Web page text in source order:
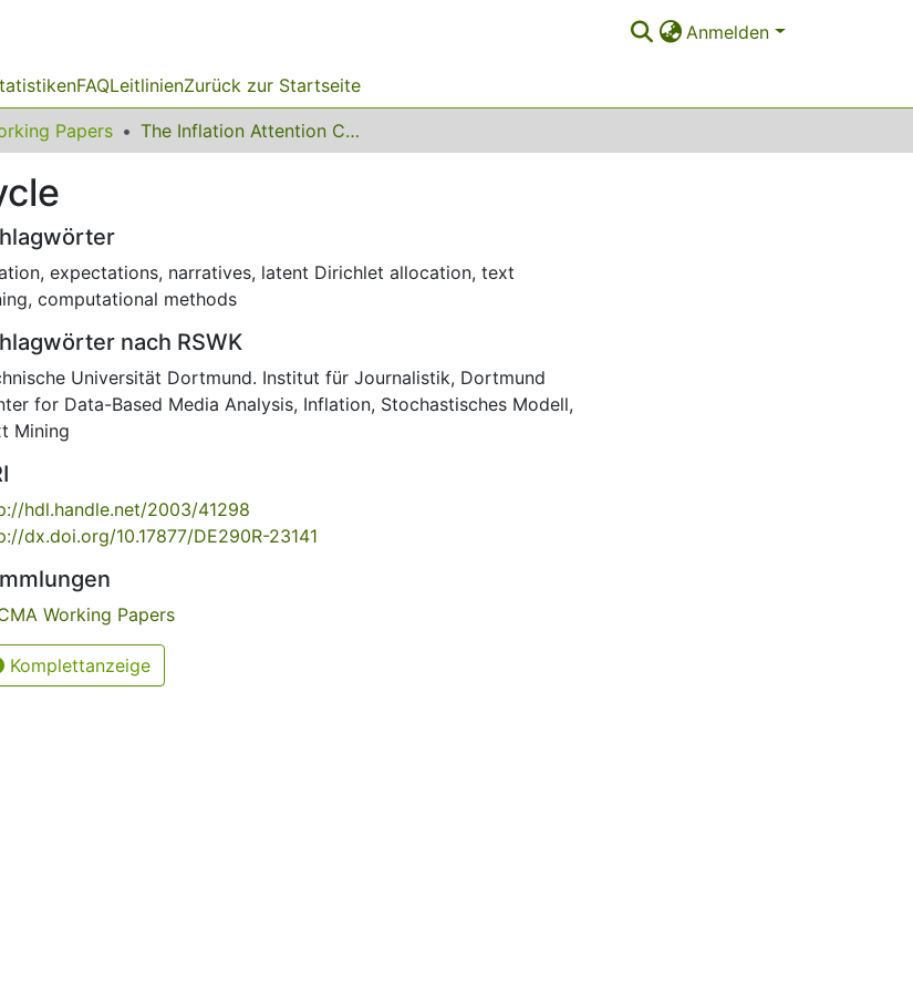
Anmelden
FAQLeitlinienZurück zur Startseite
Papers The Inflation Attention Cycle
, expectations, narratives, latent Dirichlet allocation, text
, computational methods
nach RSWK
Universität Dortmund. Institut für Journalistik, Dortmund
for Data-Based Media Analysis, Inflation, Stochastisches Modell,
Mining
hdl.handle.net/2003/41298
dx.doi.org/10.17877/DE290R-23141
Working Papers
Komplettanzeige